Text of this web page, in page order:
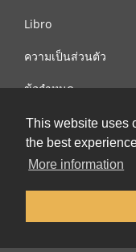
This website uses
the best
More information
Libro
ความเป็นส่วนตัว
ข้อกำหนด
ติดต่อเรา
©